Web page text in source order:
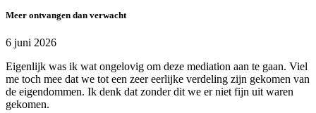
Meer ontvangen dan verwacht
6 juni 2026
Eigenlijk was ik wat ongelovig om deze mediation aan te gaan. Viel
me toch mee dat we tot een zeer eerlijke verdeling zijn gekomen van
de eigendommen. Ik denk dat zonder dit we er niet fijn uit waren
gekomen.